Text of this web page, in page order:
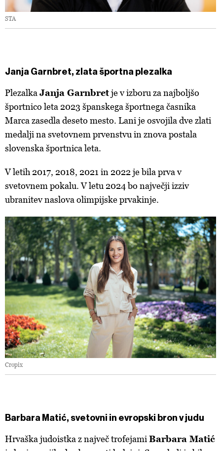
STA
Janja Garnbret, zlata športna plezalka
PlezalkaJanja Garnbretje v izboru za najboljšo
športnico leta 2023 španskega športnega časnika
Marca zasedla deseto mesto. Lani je osvojila dve zlati
medalji na svetovnem prvenstvu in znova postala
slovenska športnica leta.
V letih 2017, 2018, 2021 in 2022 je bila prva v
svetovnem pokalu. V letu 2024 bo največji izziv
ubranitev naslova olimpijske prvakinje.
Cropix
Barbara Matić, svetovni in evropski bron v judu
Hrvaška judoistka z največ trofejami Barbara Matić